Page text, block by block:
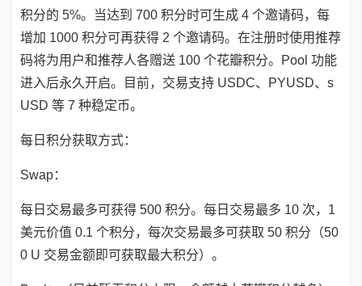
积分的 5%。当达到 700 积分时可生成 4 个邀请码，每
增加 1000 积分可再获得 2 个邀请码。在注册时使用推荐
码将为用户和推荐人各赠送 100 个花瓣积分。Pool 功能
进入后永久开启。目前，交易支持 USDC、PYUSD、s
USD 等 7 种稳定币。
每日积分获取方式：
Swap：
每日交易最多可获得 500 积分。每日交易最多 10 次，1
美元价值 0.1 个积分，每次交易最多可获取 50 积分（50
0 U 交易金额即可获取最大积分）。